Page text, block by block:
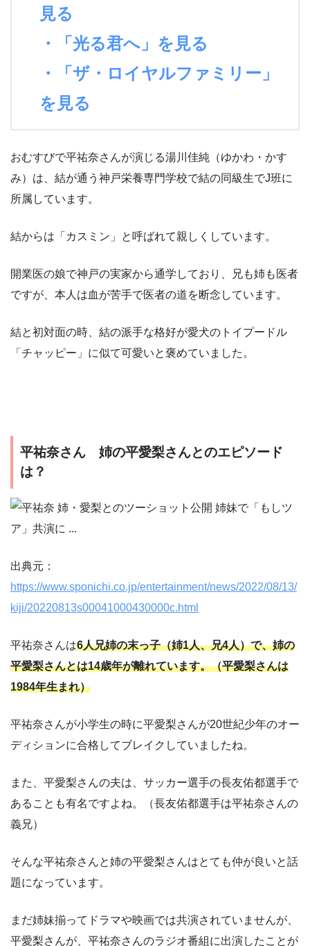
見る
・「光る君へ」を見る
・「ザ・ロイヤルファミリー」
を見る
おむすびで平祐奈さんが演じる湯川佳純（ゆかわ・かす
み）は、結が通う神戸栄養専門学校で結の同級生でJ班に
所属しています。
結からは「カスミン」と呼ばれて親しくしています。
開業医の娘で神戸の実家から通学しており、兄も姉も医者
ですが、本人は血が苦手で医者の道を断念しています。
結と初対面の時、結の派手な格好が愛犬のトイプードル
「チャッピー」に似て可愛いと褒めていました。
平祐奈さん 姉の平愛梨さんとのエピソード
は？
出典元：
https://www.sponichi.co.jp/entertainment/news/2022/08/13/
kiji/20220813s00041000430000c.html
平祐奈さんは6人兄姉の末っ子（姉1人、兄4人）で、姉の
平愛梨さんとは14歳年が離れています。（平愛梨さんは
1984年生まれ）
平祐奈さんが小学生の時に平愛梨さんが20世紀少年のオー
ディションに合格してブレイクしていましたね。
また、平愛梨さんの夫は、サッカー選手の長友佑都選手で
あることも有名ですよね。（長友佑都選手は平祐奈さんの
義兄）
そんな平祐奈さんと姉の平愛梨さんはとても仲が良いと話
題になっています。
まだ姉妹揃ってドラマや映画では共演されていませんが、
平愛梨さんが、平祐奈さんのラジオ番組に出演したことが